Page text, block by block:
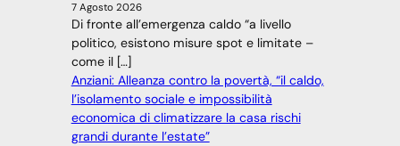
7 Agosto 2026
Di fronte all’emergenza caldo “a livello
politico, esistono misure spot e limitate –
come il […]
Anziani: Alleanza contro la povertà, “il caldo,
l’isolamento sociale e impossibilità
economica di climatizzare la casa rischi
grandi durante l’estate”